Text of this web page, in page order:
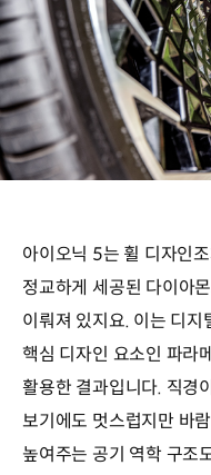
아이오닉 5는 휠 디자인
정교하게 세공된 다이아
이뤄져 있지요. 이는 디
핵심 디자인 요소인 파
활용한 결과입니다. 직경
보기에도 멋스럽지만 바
높여주는 공기 역학 구조